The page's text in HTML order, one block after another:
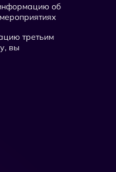
об
третьим
вы